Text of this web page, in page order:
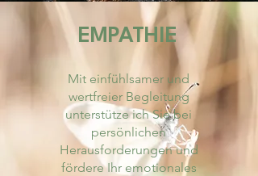
EMPATHIE
Mit einfühlsamer und
wertfreier Begleitung
unterstütze ich Sie bei
persönlichen
Herausforderungen und
fördere Ihr emotionales